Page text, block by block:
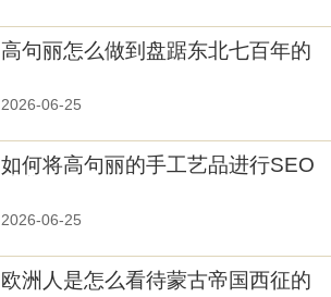
高句丽怎么做到盘踞东北七百年的
2026-06-25
如何将高句丽的手工艺品进行SEO
2026-06-25
欧洲人是怎么看待蒙古帝国西征的